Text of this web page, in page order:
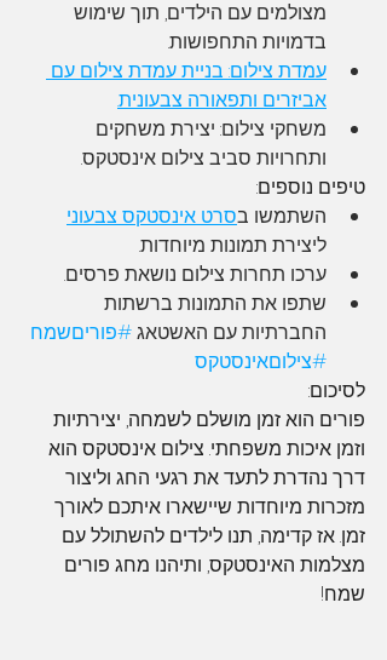
מצולמים עם הילדים, תוך שימוש
בדמויות התחפושות.
עמדת צילום: בניית עמדת צילום עם
אביזרים ותפאורה צבעונית.
משחקי צילום: יצירת משחקים
ותחרויות סביב צילום אינסטקס.
טיפים נוספים:
השתמשו בסרט אינסטקס צבעוני
ליצירת תמונות מיוחדות.
ערכו תחרות צילום נושאת פרסים.
שתפו את התמונות ברשתות
החברתיות עם האשטאג #פוריםשמח
#צילוםאינסטקס
לסיכום:
פורים הוא זמן מושלם לשמחה, יצירתיות
וזמן איכות משפחתי. צילום אינסטקס הוא
דרך נהדרת לתעד את רגעי החג וליצור
מזכרות מיוחדות שיישארו איתכם לאורך
זמן. אז קדימה, תנו לילדים להשתולל עם
מצלמות האינסטקס, ותיהנו מחג פורים
שמח!